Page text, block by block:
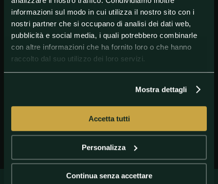
informazioni sul modo in cui utilizza il nostro sito con i
nostri partner che si occupano di analisi dei dati web,
pubblicità e social media, i quali potrebbero combinarle
con altre informazioni che ha fornito loro o che hanno
raccolto dal suo utilizzo dei loro servizi.
Mostra dettagli
Accetta tutti
Personalizza
Continua senza accettare
@GETTY IMAGES Tatsuki Suzuki